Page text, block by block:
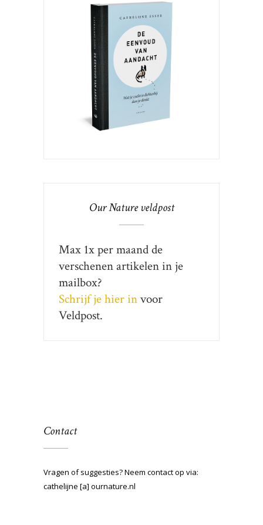
Our Nature veldpost
Max 1x per maand de
verschenen artikelen in je
mailbox?
Schrijf je hier invoor
Veldpost.
Contact
Vragen of suggesties? Neem contact op via:
cathelijne [a] ournature.nl